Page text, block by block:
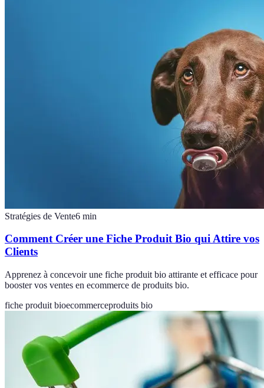
Stratégies de Vente6 min
Comment Créer une Fiche Produit Bio qui Attire vos
Clients
Apprenez à concevoir une fiche produit bio attirante et efficace pour
booster vos ventes en ecommerce de produits bio.
fiche produit bioecommerceproduits bio